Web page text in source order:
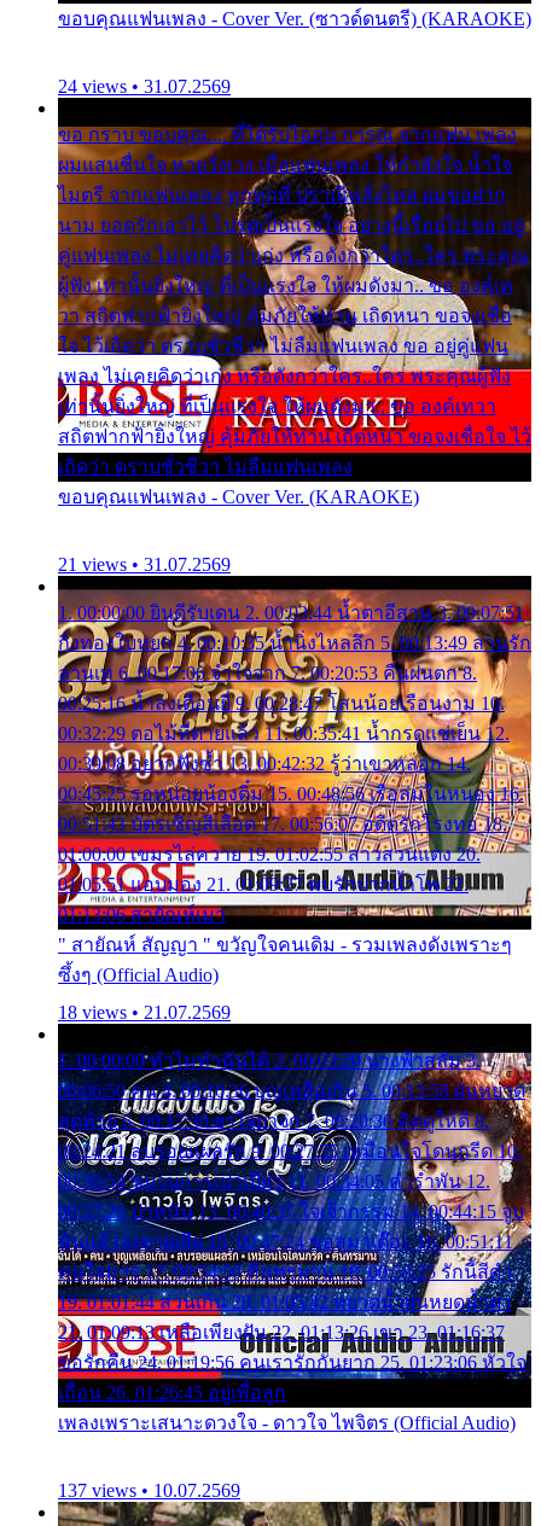
ขอบคุณแฟนเพลง - Cover Ver. (ซาวด์ดนตรี) (KARAOKE)
24 views • 31.07.2569
ขอ กราบ ขอบคุณ.... ที่ได้รับไออุ่น การุณ จากแฟน เพลง
ผมแสนชื่นใจ หายวังเวง เมื่อแฟนเพลง ให้กำลังใจ น้ำใจ
ไมตรี จากแฟนเพลง ทุกทุกที่ ปราณีหลั่งไหล ผมขอฝาก
นาม ยอดรักเอาไว้ โปรดเป็นแรงใจ อย่างนี้เรื่อยไป ขอ อยู่
คู่แฟนเพลง ไม่เคยคิดว่าเก่ง หรือดังกว่าใคร..ใคร พระคุณ
ผู้ฟัง เท่านั้นยิ่งใหญ่ ที่เป็นแรงใจ ให้ผมดังมา.. ขอ องค์เท
วา สถิตฟากฟ้ายิ่งใหญ่ คุ้มภัยให้ท่าน เถิดหนา ขอจงเชื่อ
ใจ ไว้เถิดว่า ตราบชั่วชีวา ไม่ลืมแฟนเพลง ขอ อยู่คู่แฟน
เพลง ไม่เคยคิดว่าเก่ง หรือดังกว่าใคร..ใคร พระคุณผู้ฟัง
เท่านั้นยิ่งใหญ่ ที่เป็นแรงใจ ให้ผมดังมา.. ขอ องค์เทวา
สถิตฟากฟ้ายิ่งใหญ่ คุ้มภัยให้ท่าน เถิดหนา ขอจงเชื่อใจ ไว้
เถิดว่า ตราบชั่วชีวา ไม่ลืมแฟนเพลง
ขอบคุณแฟนเพลง - Cover Ver. (KARAOKE)
21 views • 31.07.2569
1. 00:00:00 ยินดีรับเดน 2. 00:03:44 น้ำตาอีสาน 3. 00:07:51
กิ่งทองใบหยก 4. 00:10:35 น้ำนิ่งไหลลึก 5. 00:13:49 ลานรัก
ลานเท 6. 00:17:06 จำใจจาก 7. 00:20:53 คืนฝนตก 8.
00:25:16 น้ำลงเดือนยี่ 9. 00:28:47 โสนน้อยเรือนงาม 10.
00:32:29 ตอไม้ที่ตายแล้ว 11. 00:35:41 น้ำกรดแช่เย็น 12.
00:39:08 อยากฟังซ้ำ 13. 00:42:32 รู้ว่าเขาหลอก 14.
00:45:25 รอหน่อยน้องติ๋ม 15. 00:48:56 เรือล่มในหนอง 16.
00:51:43 บัตรเชิญสีเลือด 17. 00:56:07 อดีตรักโรงทอ 18.
01:00:00 เขมรไล่ควาย 19. 01:02:55 สาวสวนแตง 20.
01:05:51 แอบมอง 21. 01:09:27 พบรักปากน้ำโพ 22.
01:13:06 สายัณห์เมา
" สายัณห์ สัญญา " ขวัญใจคนเดิม - รวมเพลงดังเพราะๆ
ซึ้งๆ (Official Audio)
18 views • 21.07.2569
1. 00:00:00 ทำไมทำฉันได้ 2. 00:03:20 นางฟ้าสลัม 3.
00:06:50 คน 4. 00:10:36 บุญเหลือเกิน 5. 00:13:58 ฝนหยาด
สุดท้าย 6. 00:17:30 ยาใจยาจก 7. 00:20:30 คิดดูให้ดี 8.
00:24:21 ลบรอยแผลรัก 9. 00:27:35 เหมือนใจโดนกรีด 10.
00:30:54 ขบวนการเปาเปียว 11. 00:34:05 คำรำพัน 12.
00:37:20 ปาหนัน 13. 00:40:37 ใจเจ้ากรรม 14. 00:44:15 จูบ
ฉันแล้วจงตายเสีย 15. 00:47:24 ขอสูมาเต๊อะ 16. 00:51:11
คนใจมาร 17. 00:54:50 คืนทรมาน 18. 00:58:25 รักนี้สีดำ
19. 01:01:44 ส่วนเกิน 20. 01:05:42 หยาดน้ำฝนหยดน้ำตา
21. 01:09:13 เหลือเพียงฝัน 22. 01:13:26 เขา 23. 01:16:37
ขอรักคืน 24. 01:19:56 คนเรารักกันยาก 25. 01:23:06 หัวใจ
เถื่อน 26. 01:26:45 อยู่เพื่อลูก
เพลงเพราะเสนาะดวงใจ - ดาวใจ ไพจิตร (Official Audio)
137 views • 10.07.2569